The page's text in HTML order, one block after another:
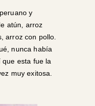
y
atún, arroz
arroz con pollo.
nunca había
esta fue la
muy exitosa.